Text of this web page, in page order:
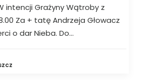
intencji Grażyny Wątroby z
Za + tatę Andrzeja Głowacz
o dar Nieba. Do…